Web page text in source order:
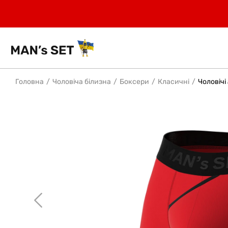
Головна Чоловіча білизна Боксери Класичні